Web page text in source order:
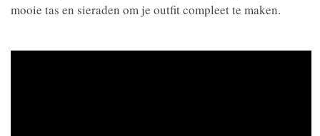
mooie tas en sieraden om je outfit compleet te maken.